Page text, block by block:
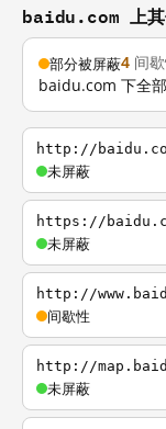
baidu.com 上其
部分被屏蔽4 间
baidu.com 下全
http://
未屏蔽
https://
未屏蔽
http://
间歇性
http://
未屏蔽